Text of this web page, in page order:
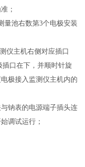
；
量池右数第3个电极安装
仪主机右侧对应插口
插口在下，并顺时针旋
极接入监测仪主机内的
钠表的电源端子插头连
调试运行；